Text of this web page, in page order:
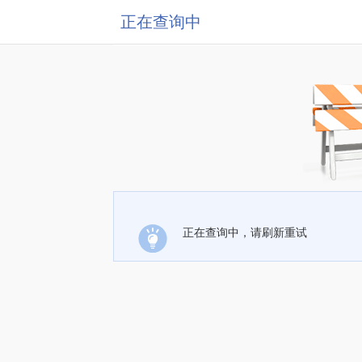
正在查询中
正在查询中，请刷新重试